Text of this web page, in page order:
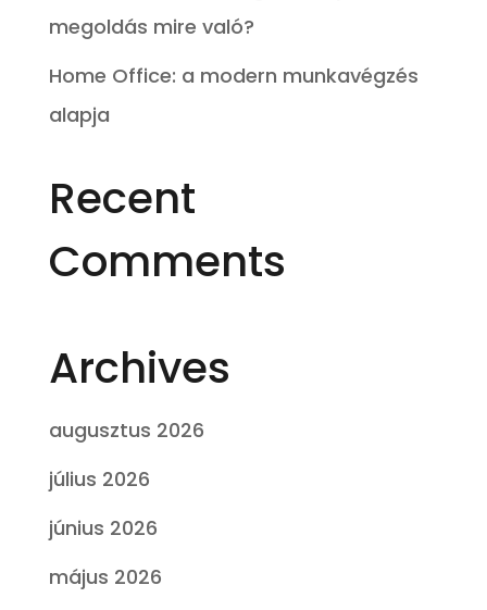
megoldás mire való?
Home Office: a modern munkavégzés
alapja
Recent
Comments
Archives
augusztus 2026
július 2026
június 2026
május 2026